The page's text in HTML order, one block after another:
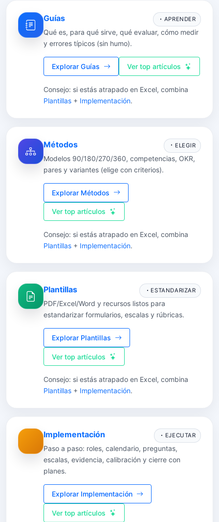
Guías APRENDER
Qué es, para qué sirve, qué evaluar, cómo medir
y errores típicos (sin humo).
Explorar Guías Ver top artículos
Consejo: si estás atrapado en Excel, combina
Plantillas + Implementación.
Métodos ELEGIR
Modelos 90/180/270/360, competencias, OKR,
pares y variantes (elige con criterios).
Explorar Métodos
Ver top artículos
Consejo: si estás atrapado en Excel, combina
Plantillas + Implementación.
Plantillas ESTANDARIZAR
PDF/Excel/Word y recursos listos para
estandarizar formularios, escalas y rúbricas.
Explorar Plantillas
Ver top artículos
Consejo: si estás atrapado en Excel, combina
Plantillas + Implementación.
Implementación EJECUTAR
Paso a paso: roles, calendario, preguntas,
escalas, evidencia, calibración y cierre con
planes.
Explorar Implementación
Ver top artículos